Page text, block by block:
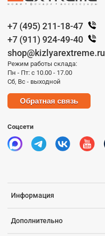
Информация
Дополнительно
+7 (495) 211-18-47
+7 (911) 924-49-40
shop@kizlyarextreme.ru
Режим работы склада:
Пн - Пт: с 10.00 - 17.00
Сб, Вс - выходной
Обратная связь
Соцсети